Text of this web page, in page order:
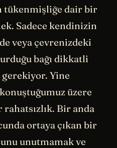
tükenmişliğe dair bir
Sadece kendinizin
veya çevrenizdeki
bağı dikkatli
Yine
üzere
Bir anda
ortaya çıkan bir
unutmamak ve